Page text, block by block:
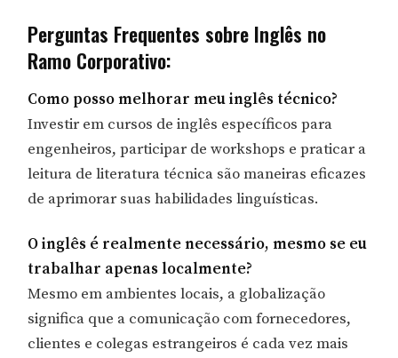
Perguntas Frequentes sobre Inglês no
Ramo Corporativo:
Como posso melhorar meu inglês técnico?
Investir em cursos de inglês específicos para
engenheiros, participar de workshops e praticar a
leitura de literatura técnica são maneiras eficazes
de aprimorar suas habilidades linguísticas.
O inglês é realmente necessário, mesmo se eu
trabalhar apenas localmente?
Mesmo em ambientes locais, a globalização
significa que a comunicação com fornecedores,
clientes e colegas estrangeiros é cada vez mais